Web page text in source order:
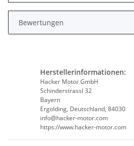
Bewertungen
Herstellerinformationen:
Hacker Motor GmbH
Schinderstrassl 32
Bayern
Ergolding, Deutschland, 84030
info@hacker-motor.com
https://www.hacker-motor.com